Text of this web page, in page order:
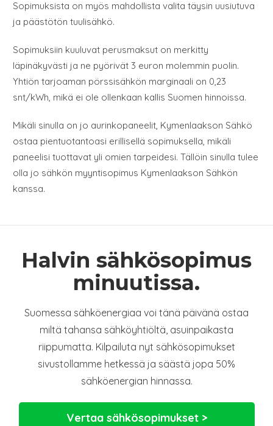
Sopimuksista on myös mahdollista valita täysin uusiutuva
ja päästötön tuulisähkö.
Sopimuksiin kuuluvat perusmaksut on merkitty
läpinäkyvästi ja ne pyörivät 3 euron molemmin puolin.
Yhtiön tarjoaman pörssisähkön marginaali on 0,23
snt/kWh, mikä ei ole ollenkaan kallis Suomen hinnoissa.
Mikäli sinulla on jo aurinkopaneelit, Kymenlaakson Sähkö
ostaa pientuotantoasi erillisellä sopimuksella, mikäli
paneelisi tuottavat yli omien tarpeidesi. Tällöin sinulla tulee
olla jo sähkön myyntisopimus Kymenlaakson Sähkön
kanssa.
Halvin sähkösopimus
minuutissa.
Suomessa sähköenergiaa voi tänä päivänä ostaa
miltä tahansa sähköyhtiöltä, asuinpaikasta
riippumatta. Kilpailuta nyt sähkösopimukset
sivustollamme hetkessä ja säästä jopa 50%
sähköenergian hinnassa.
Vertaa sähkösopimukset >